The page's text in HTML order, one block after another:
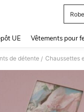
UE Vêtements pour
de détente / Chaussettes